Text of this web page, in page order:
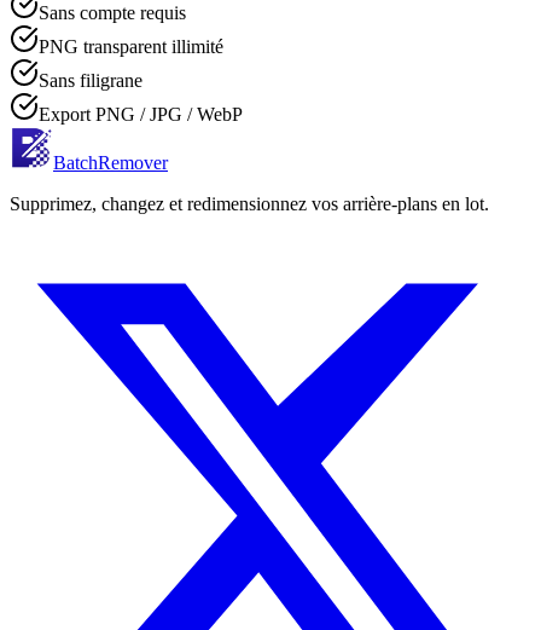
Sans compte requis
PNG transparent illimité
Sans filigrane
Export PNG / JPG / WebP
BatchRemover
Supprimez, changez et redimensionnez vos arrière-plans en lot.